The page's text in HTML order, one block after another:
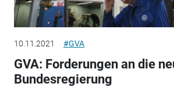
10.11.2021 #GVA
GVA: Forderungen an die
Bundesregierung